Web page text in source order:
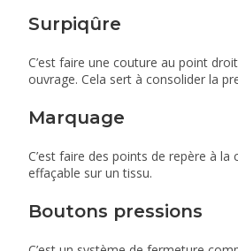
Surpiqûre
C’est faire une couture au point droit
ouvrage. Cela sert à consolider la
Marquage
C’est faire des points de repère à la
effaçable sur un tissu.
Boutons pressions